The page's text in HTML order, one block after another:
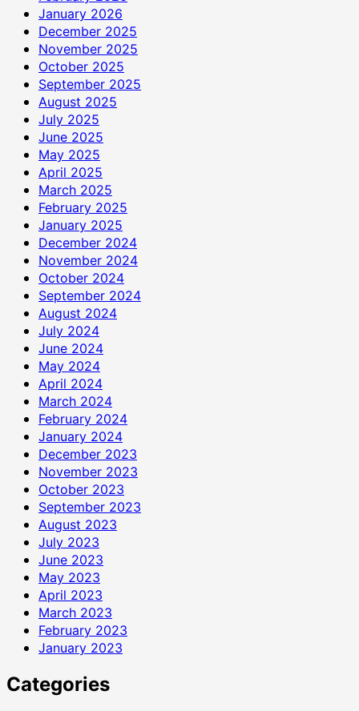
January 2026
December 2025
November 2025
October 2025
September 2025
August 2025
July 2025
June 2025
May 2025
April 2025
March 2025
February 2025
January 2025
December 2024
November 2024
October 2024
September 2024
August 2024
July 2024
June 2024
May 2024
April 2024
March 2024
February 2024
January 2024
December 2023
November 2023
October 2023
September 2023
August 2023
July 2023
June 2023
May 2023
April 2023
March 2023
February 2023
January 2023
Categories